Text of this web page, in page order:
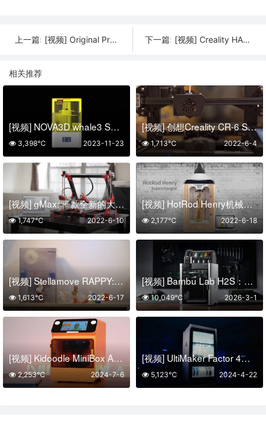
上一篇: [视频] Original Prusa XL 一款配备5个独立工具头大型CoreXY 3D打印机 下一篇: [视频] Creality HALOT-MAX 专业级大尺寸LCD光固化3D打印机
相关推荐
[视频] NOVA3D whale3 Super&Ultra：首款10寸14K LCD光固化3D打印机
2023-11-23
3,398℃
[视频] 创想Creality CR-6 SE 免调平DIY FDM3D打印机
2022-6-4
1,713℃
[视频] gMax: 一款全新的大型桌面 3D 打印机
2022-6-10
1,747℃
[视频] HotRod Henry机械增压 —— 终极3D打印机
2022-6-18
2,177℃
[视频] Stellamove RAPPY: 带位置反馈控制系统的3D打印机
2022-6-17
1,613℃
[视频] Bambu Lab H2S：你的个人智造中心
2026-3-1
10,049℃
[视频] Kidoodle MiniBox A1儿童3D打印机 开箱和首次使用引导
2024-7-6
2,253℃
[视频] UltiMaker Factor 4：工业级性能 可靠且可重复
2024-4-22
5,123℃